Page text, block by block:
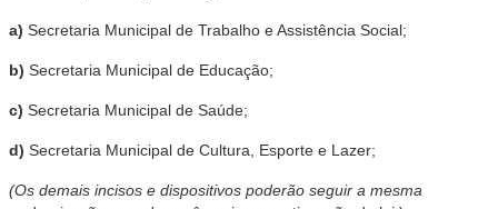
a) Secretaria Municipal de Trabalho e Assistência Social;
b) Secretaria Municipal de Educação;
c) Secretaria Municipal de Saúde;
d) Secretaria Municipal de Cultura, Esporte e Lazer;
(Os demais incisos e dispositivos poderão seguir a mesma